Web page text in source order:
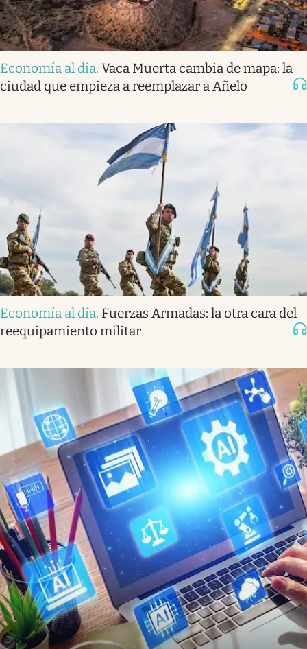
Economía al día. Vaca Muerta cambia de mapa: la
ciudad que empieza a reemplazar a Añelo
Economía al día. Fuerzas Armadas: la otra cara del
reequipamiento militar